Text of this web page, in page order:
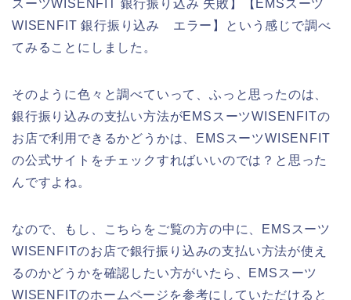
スーツWISENFIT 銀行振り込み 失敗】【EMSスーツ
WISENFIT 銀行振り込み エラー】という感じで調べ
てみることにしました。
そのように色々と調べていって、ふっと思ったのは、
銀行振り込みの支払い方法がEMSスーツWISENFITの
お店で利用できるかどうかは、EMSスーツWISENFIT
の公式サイトをチェックすればいいのでは？と思った
んですよね。
なので、もし、こちらをご覧の方の中に、EMSスーツ
WISENFITのお店で銀行振り込みの支払い方法が使え
るのかどうかを確認したい方がいたら、EMSスーツ
WISENFITのホームページを参考にしていただけると